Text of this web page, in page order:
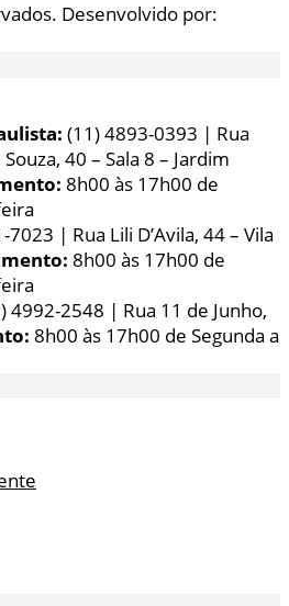
Desenvolvido por:
(11) 4893-0393 | Rua
40 – Sala 8 – Jardim
8h00 às 17h00 de
7023 | Rua Lili D’Avila, 44 – Vila
8h00 às 17h00 de
4992-2548 | Rua 11 de Junho,
8h00 às 17h00 de Segunda a